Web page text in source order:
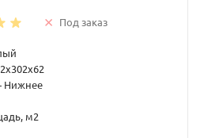
Под заказ
Нижнее
м2